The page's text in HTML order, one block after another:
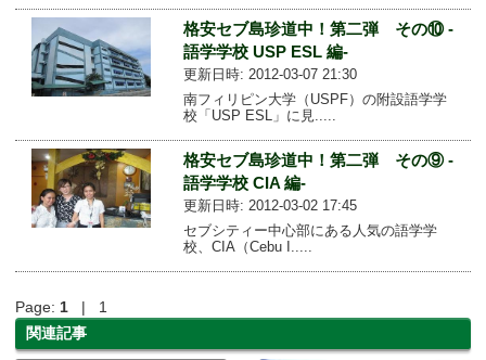
格安セブ島珍道中！第二弾 その⑩ -
語学学校 USP ESL 編-
更新日時: 2012-03-07 21:30
南フィリピン大学（USPF）の附設語学学
校「USP ESL」に見.....
格安セブ島珍道中！第二弾 その⑨ -
語学学校 CIA 編-
更新日時: 2012-03-02 17:45
セブシティー中心部にある人気の語学学
校、CIA（Cebu I.....
Page: 1 | 1
関連記事